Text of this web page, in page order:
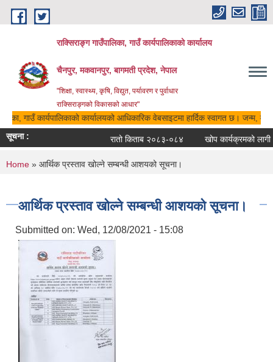
Skip to main content
राक्सिराङ्ग गाउँपालिका, गाउँ कार्यपालिकाको कार्यालय
चैनपुर, मकवानपुर, बागमती प्रदेश, नेपाल
"शिक्षा, स्वास्थ्य, कृषि, विद्युत, पर्यावरण र पुर्वाधार
राक्सिराङ्गको विकासको आधार"
गाउँ कार्यपालिकाको कार्यालयको आधिकारिक वेबसाइटमा हार्दिक स्वागत छ। जन्म,
सूचना :
रातो किताब २०८३-०८४ खोप कार्यक्रमको
You are here
Home » आर्थिक प्रस्ताव खोल्ने सम्बन्धी आशयको सूचना।
आर्थिक प्रस्ताव खोल्ने सम्बन्धी आशयको सूचना।
Submitted on: Wed, 12/08/2021 - 15:08